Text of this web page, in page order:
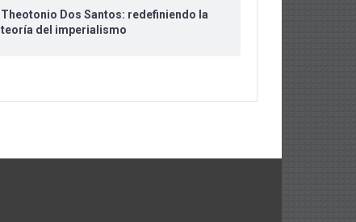
Theotonio Dos Santos: redefiniendo la
teoría del imperialismo